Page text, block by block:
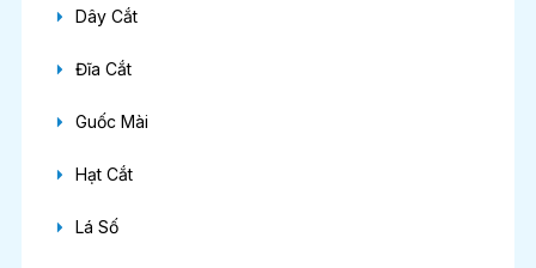
Dây Cắt
Đĩa Cắt
Guốc Mài
Hạt Cắt
Lá Số